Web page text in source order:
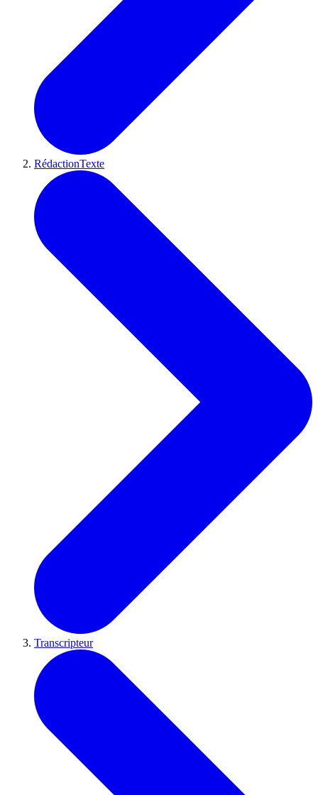
RédactionTexte
Transcripteur